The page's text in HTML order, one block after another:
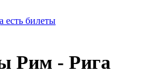
есть билеты
Рим - Рига